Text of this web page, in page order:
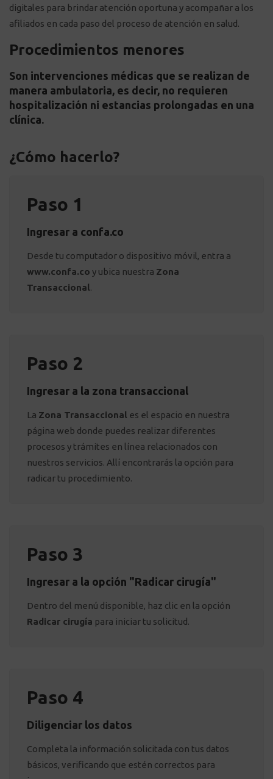
digitales para brindar atención oportuna y acompañar a los
afiliados en cada paso del proceso de atención en salud.
Procedimientos menores
Son intervenciones médicas que se realizan de
manera ambulatoria, es decir, no requieren
hospitalización ni estancias prolongadas en una
clínica.
¿Cómo hacerlo?
Paso 1
Ingresar a confa.co
Desde tu computador o dispositivo móvil, entra a
www.confa.co y ubica nuestra Zona
Transaccional.
Paso 2
Ingresar a la zona transaccional
La Zona Transaccional es el espacio en nuestra
página web donde puedes realizar diferentes
procesos y trámites en línea relacionados con
nuestros servicios. Allí encontrarás la opción para
radicar tu procedimiento.
Paso 3
Ingresar a la opción "Radicar cirugía"
Dentro del menú disponible, haz clic en la opción
Radicar cirugía para iniciar tu solicitud.
Paso 4
Diligenciar los datos
Completa la información solicitada con tus datos
básicos, verificando que estén correctos para